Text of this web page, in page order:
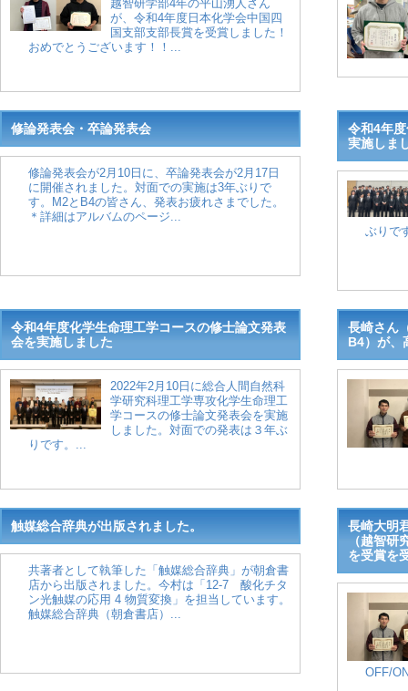
越智研学部4年の平山湧人さん
が、令和4年度日本化学会中国四
国支部支部長賞を受賞しました！
おめでとうございます！！...
修論発表会・卒論発表会
修論発表会が2月10日に、卒論発表会が2月17日
に開催されました。対面での実施は3年ぶりで
す。M2とB4の皆さん、発表お疲れさまでした。
＊詳細はアルバムのページ...
令和4年
実施しま
ぶりで
令和4年度化学生命理工学コースの修士論文発表
会を実施しました
2022年2月10日に総合人間自然科
学研究科理工学専攻化学生命理工
学コースの修士論文発表会を実施
しました。対面での発表は３年ぶ
りです。...
長崎さん
B4）が、
触媒総合辞典が出版されました。
共著者として執筆した「触媒総合辞典」が朝倉書
店から出版されました。今村は「12-7 酸化チタ
ン光触媒の応用 4 物質変換」を担当しています。
触媒総合辞典（朝倉書店）...
長崎大明
（越智
を受賞を
OFF/